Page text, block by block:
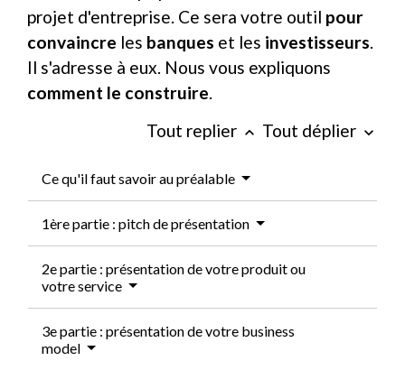
projet d'entreprise. Ce sera votre outil pour
convaincre les banques et les investisseurs.
Il s'adresse à eux. Nous vous expliquons
comment le construire.
Tout replier keyboard_arrow_up Tout déplier keyboard_arrow_down
Ce qu'il faut savoir au préalable
1ère partie : pitch de présentation
2e partie : présentation de votre produit ou
votre service
3e partie : présentation de votre business
model